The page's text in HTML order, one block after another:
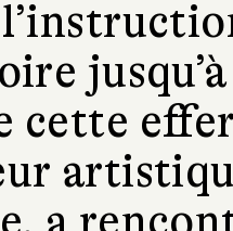
jusqu’à
cette